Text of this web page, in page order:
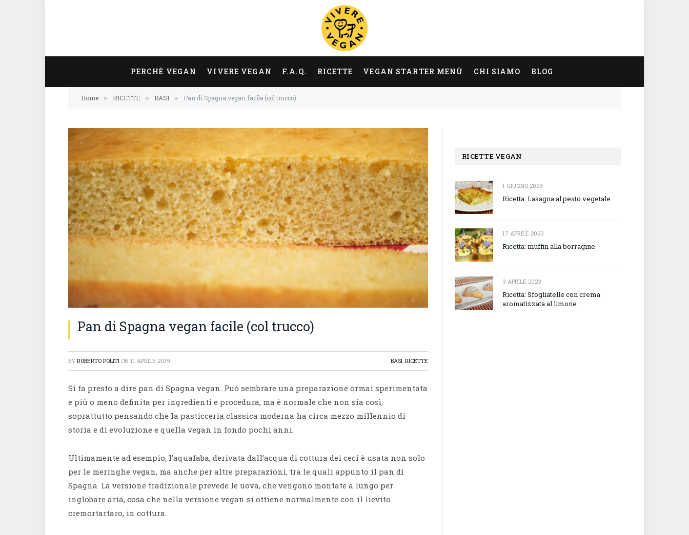
PERCHÈ VEGAN VIVERE VEGAN F.A.Q. RICETTE VEGAN STARTER MENÙ CHI SIAMO BLOG
Home » RICETTE » BASI » Pan di Spagna vegan facile (col trucco)
Pan di Spagna vegan facile (col trucco)
BY ROBERTO POLITI ON 11 APRILE 2019 BASI, RICETTE
Si fa presto a dire pan di Spagna vegan. Può sembrare una preparazione ormai sperimentata
e più o meno definita per ingredienti e procedura, ma è normale che non sia così,
soprattutto pensando che la pasticceria classica moderna ha circa mezzo millennio di
storia e di evoluzione e quella vegan in fondo pochi anni.
Ultimamente ad esempio, l’aquafaba, derivata dall’acqua di cottura dei ceci è usata non solo
per le meringhe vegan, ma anche per altre preparazioni, tra le quali appunto il pan di
Spagna. La versione tradizionale prevede le uova, che vengono montate a lungo per
inglobare aria, cosa che nella versione vegan si ottiene normalmente con il lievito
cremortartaro, in cottura.
RICETTE VEGAN
1 GIUGNO 2023
Ricetta: Lasagna al pesto vegetale
17 APRILE 2023
Ricetta: muffin alla borragine
3 APRILE 2023
Ricetta: Sfogliatelle con crema
aromatizzata al limone